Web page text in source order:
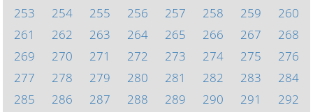
253
254 255 256 257 258 259
260
261
262 263 264 265 266 267
268
269
270 271 272 273 274 275
276
277
278 279 280 281 282 283
284
285
286 287 288 289 290 291
292